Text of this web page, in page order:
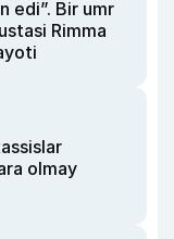
edi”. Bir umr
Rimma
olmay